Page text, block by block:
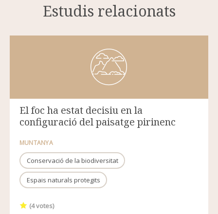
Estudis relacionats
El foc ha estat decisiu en la
configuració del paisatge pirinenc
MUNTANYA
Conservació de la biodiversitat
Espais naturals protegits
(4votes)